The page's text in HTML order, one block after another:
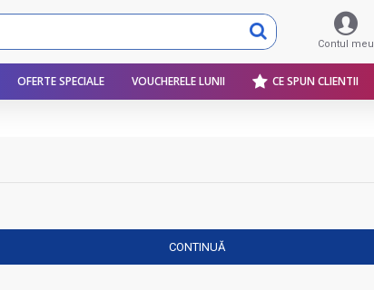
Contul meu
OFERTE SPECIALE VOUCHERELE LUNII CE SPUN CLIENTII
CONTINUĂ